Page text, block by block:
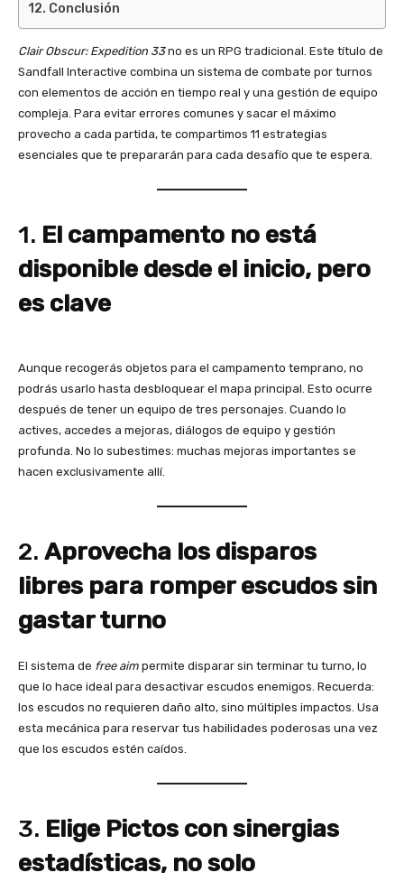
Conclusión
Clair Obscur: Expedition 33no es un RPG tradicional. Este título de
Sandfall Interactive combina un sistema de combate por turnos
con elementos de acción en tiempo real y una gestión de equipo
compleja. Para evitar errores comunes y sacar el máximo
provecho a cada partida, te compartimos 11 estrategias
esenciales que te prepararán para cada desafío que te espera.
1. El campamento no está
disponible desde el inicio, pero
es clave
Aunque recogerás objetos para el campamento temprano, no
podrás usarlo hasta desbloquear el mapa principal. Esto ocurre
después de tener un equipo de tres personajes. Cuando lo
actives, accedes a mejoras, diálogos de equipo y gestión
profunda. No lo subestimes: muchas mejoras importantes se
hacen exclusivamente allí.
2. Aprovecha los disparos
libres para romper escudos sin
gastar turno
El sistema de free aim permite disparar sin terminar tu turno, lo
que lo hace ideal para desactivar escudos enemigos. Recuerda:
los escudos no requieren daño alto, sino múltiples impactos. Usa
esta mecánica para reservar tus habilidades poderosas una vez
que los escudos estén caídos.
3. Elige Pictos con sinergias
estadísticas, no solo